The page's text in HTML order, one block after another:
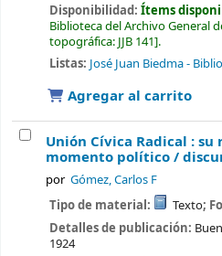
Disponibilidad: Ítems
Biblioteca del Archivo General
topográfica: JJB 141 .
Listas: José Juan Biedma -
Agregar al carrito
Unión Cívica Radical :
momento político /
por Gómez, Carlos F
Tipo de material: Texto;
Detalles de publicación:
1924